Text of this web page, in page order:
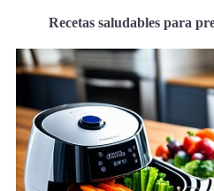
Recetas saludables para